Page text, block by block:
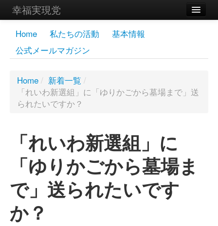
幸福実現党
メンバーズページ
党員
お問い合わせ
Home 私たちの活動
基本情報
公式メールマガジン
Home / 新着一覧 /
「れいわ新選組」に「ゆりかごから墓場まで」送
られたいですか？
「れいわ新選組」に
「ゆりかごから墓場ま
で」送られたいです
か？